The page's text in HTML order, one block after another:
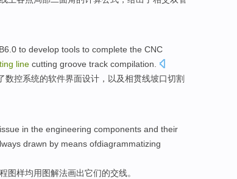
to develop tools to complete the CNC
line cutting groove track compilation.
数控系统的软件界面设计， 以及相贯线坡口切割
issue in the engineering components and their
drawn by means ofdiagrammatizing
图样均用 图解法画出它们的交线。